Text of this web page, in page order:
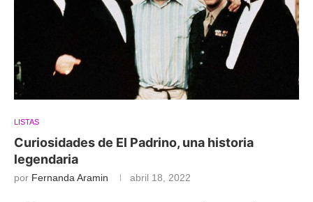
LISTAS
Curiosidades de El Padrino, una historia
legendaria
por Fernanda Aramin abril 18, 2022